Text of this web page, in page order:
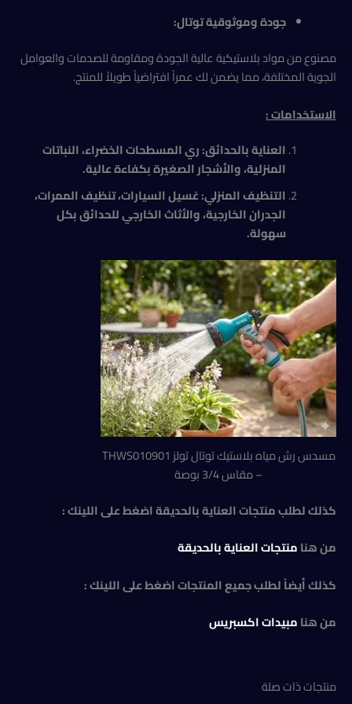
جودة وموثوقية توتال:
مصنوع من مواد بلاستيكية عالية الجودة ومقاومة للصدمات والعوامل
الجوية المختلفة، مما يضمن لك عمراً افتراضياً طويلاً للمنتج.
الاستخدامات :
العناية بالحدائق: ري المسطحات الخضراء، النباتات
المنزلية، والأشجار الصغيرة بكفاءة عالية.
التنظيف المنزلي: غسيل السيارات، تنظيف الممرات،
الجدران الخارجية، والأثاث الخارجي للحدائق بكل
سهولة.
مسدس رش مياه بلاستيك توتال تولز THWS010901
– مقاس 3/4 بوصة
كذلك لطلب منتجات العناية بالحديقة اضغط على اللينك :
من هنامنتجات العناية بالحديقة
كذلك أيضاً لطلب جميع المنتجات اضغط على اللينك :
من هنامبيدات اكسبريس
منتجات ذات صلة